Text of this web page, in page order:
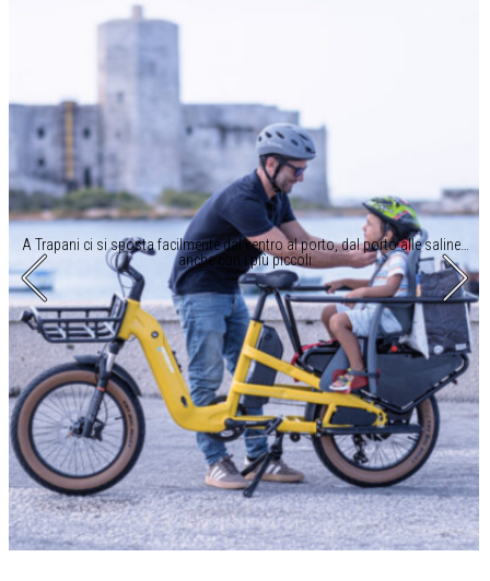
A Trapani ci si sposta facilmente dal centro al porto, dal porto alle saline…
anche con i più piccoli